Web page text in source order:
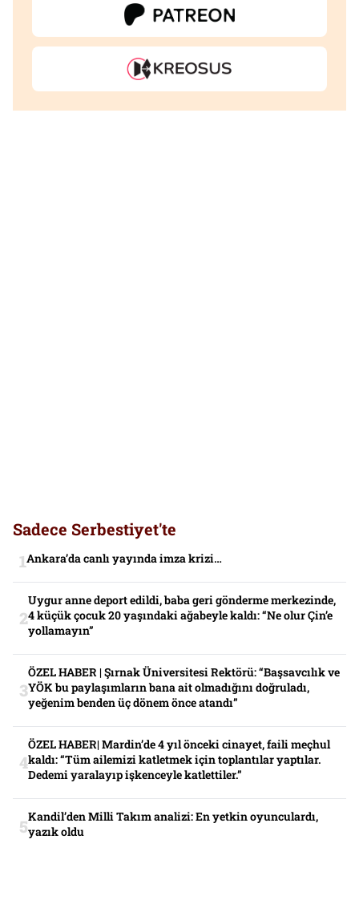
Sadece Serbestiyet'te
Ankara’da canlı yayında imza krizi…
Uygur anne deport edildi, baba geri gönderme merkezinde,
4 küçük çocuk 20 yaşındaki ağabeyle kaldı: “Ne olur Çin’e
yollamayın”
ÖZEL HABER | Şırnak Üniversitesi Rektörü: “Başsavcılık ve
YÖK bu paylaşımların bana ait olmadığını doğruladı,
yeğenim benden üç dönem önce atandı”
ÖZEL HABER| Mardin’de 4 yıl önceki cinayet, faili meçhul
kaldı: “Tüm ailemizi katletmek için toplantılar yaptılar.
Dedemi yaralayıp işkenceyle katlettiler.”
Kandil’den Milli Takım analizi: En yetkin oyunculardı,
yazık oldu